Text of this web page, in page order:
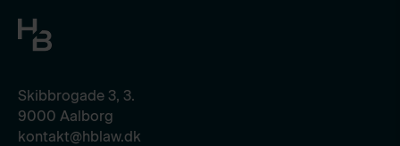
Skibbrogade 3, 3.
9000 Aalborg
kontakt@hblaw.dk